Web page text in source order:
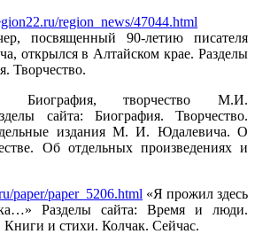
region_news/47044.html
посвященный 90-летию писателя
открылся в Алтайском крае. Разделы
Творчество.
Биография, творчество М.И.
сайта: Биография. Творчество.
издания М. И. Юдалевича. О
Об отдельных произведениях и
paper/paper_5206.html «Я прожил здесь
Разделы сайта: Время и люди.
и стихи. Колчак. Сейчас.